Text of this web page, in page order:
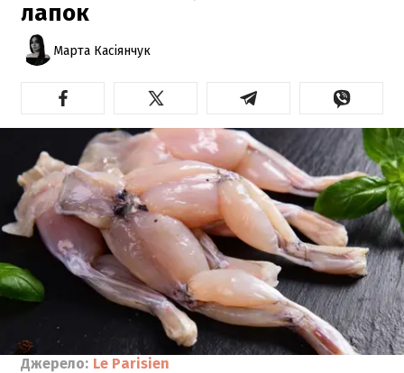
лапок
Марта Касіянчук
Джерело: Le Parisien